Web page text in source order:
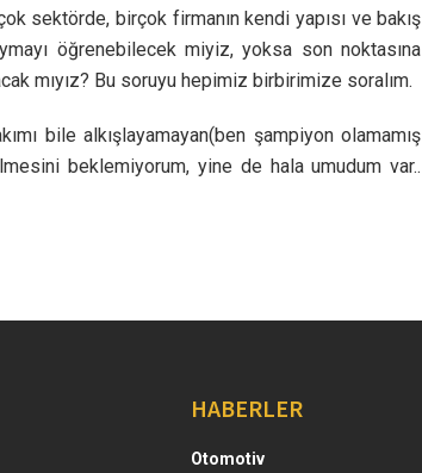
sektörde, birçok firmanın kendi yapısı ve bakış
öğrenebilecek miyiz, yoksa son noktasına
mıyız? Bu soruyu hepimiz birbirimize soralım.
bile alkışlayamayan(ben şampiyon olamamış
beklemiyorum, yine de hala umudum var..
HABERLER
Otomotiv